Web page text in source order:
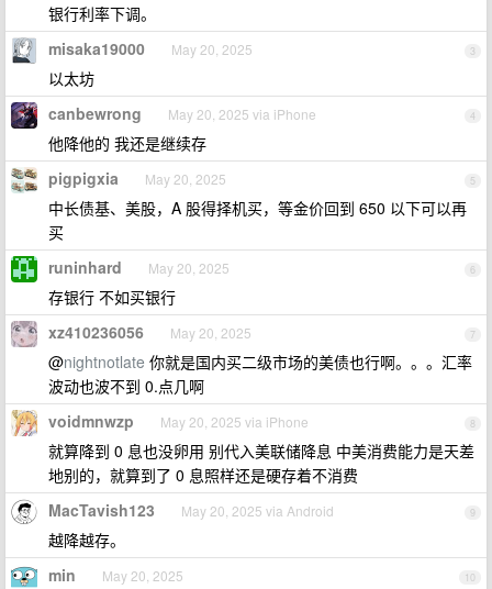
银行利率下调。
3
misaka19000 May 20, 2025
以太坊
4
canbewrong May 20, 2025 via iPhone
他降他的 我还是继续存
5
pigpigxia May 20, 2025
中长债基、美股，A 股得择机买，等金价回到 650 以下可以再
买
6
runinhard May 20, 2025
存银行 不如买银行
7
xz410236056 May 20, 2025
@nightnotlate 你就是国内买二级市场的美债也行啊。。。汇率
波动也波不到 0.点几啊
8
voidmnwzp May 20, 2025 via iPhone
就算降到 0 息也没卵用 别代入美联储降息 中美消费能力是天差
地别的，就算到了 0 息照样还是硬存着不消费
9
MacTavish123 May 20, 2025 via Android
越降越存。
10
min May 20, 2025